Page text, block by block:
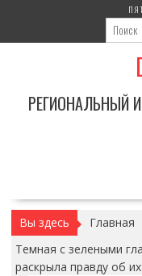
содержимому
РЕГИОНАЛЬНЫЙ
Вы здесь Главная
Темная с зелеными
раскрыла правду об